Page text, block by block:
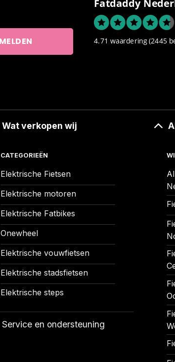
Fatdaddy
4.71 waardering (2445
Wat verkopen wij
CATEGORIEËN
Elektrische Fietsen
Elektrische motoren
Elektrische Fatbikes
Onewheel
Elektrische vouwfietsen
Elektrische stadsfietsen
Elektrische steps
Service en ondersteuning